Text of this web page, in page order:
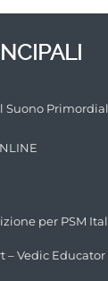
Suono
per PSM
– Vedic